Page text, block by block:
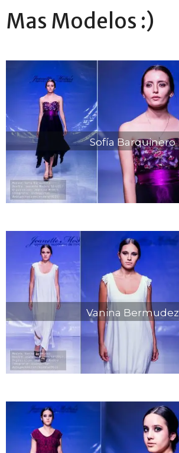
Mas Modelos :)
Sofía Barquinero
Vanina Bermudez